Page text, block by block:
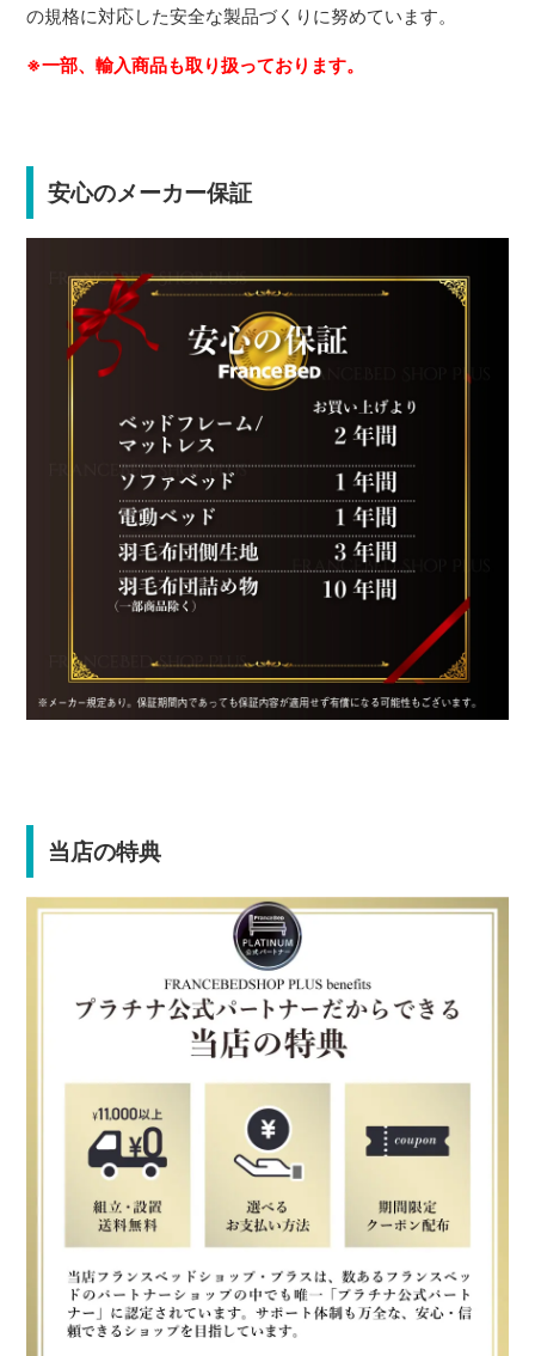
の規格に対応した安全な製品づくりに努めています。
※一部、輸入商品も取り扱っております。
安心のメーカー保証
当店の特典